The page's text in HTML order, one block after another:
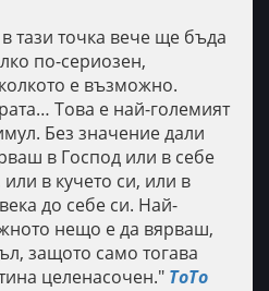
тази точка вече ще бъда
по-сериозен,
е възможно.
Това е най-големият
Без значение дали
в Господ или в себе
или в кучето си, или в
до себе си. Най-
нещо е да вярваш,
защото само тогава
целенасочен." ToTo